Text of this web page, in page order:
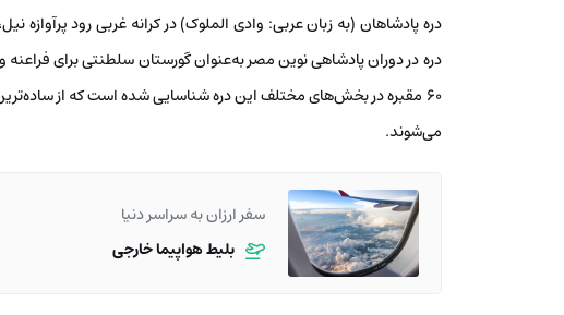
دره پادشاهان (به زبان عربی: وادی الملوک) در کرانه غربی رود
دره در دوران پادشاهی نوین مصر به‌عنوان گورستان سلطنتی برای
۶۰ مقبره در بخش‌های مختلف این دره شناسایی شده است که از
می‌شوند.
سفر ارزان به سراسر دنیا
بلیط هواپیما خارجی